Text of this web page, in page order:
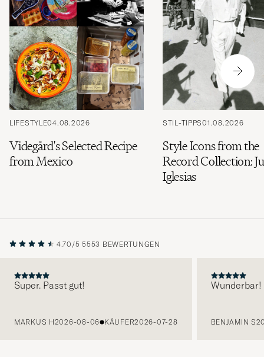
LIFESTYLE04.08.2026
Videgård's Selected Recipe
from Mexico
STIL-TIPPS01.08.2026
Style Icons from the
Record Collection:
Iglesias
4.70/5 5553 BEWERTUNGEN
Super. Passt gut!
MARKUS H2026-08-06 KÄUFER2026-07-28
Wunderbar!
BENJAMIN S